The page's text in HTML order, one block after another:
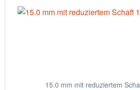
15.0 mm mit reduziertem